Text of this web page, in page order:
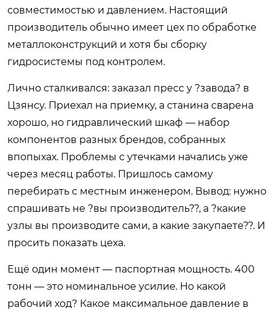
совместимостью и давлением. Настоящий
производитель обычно имеет цех по обработке
металлоконструкций и хотя бы сборку
гидросистемы под контролем.
Лично сталкивался: заказал пресс у ?завода? в
Цзянсу. Приехал на приемку, а станина сварена
хорошо, но гидравлический шкаф — набор
компонентов разных брендов, собранных
впопыхах. Проблемы с утечками начались уже
через месяц работы. Пришлось самому
перебирать с местным инженером. Вывод: нужно
спрашивать не ?вы производитель??, а ?какие
узлы вы производите сами, а какие закупаете??. И
просить показать цеха.
Ещё один момент — паспортная мощность. 400
тонн — это номинальное усилие. Но какой
рабочий ход? Какое максимальное давление в